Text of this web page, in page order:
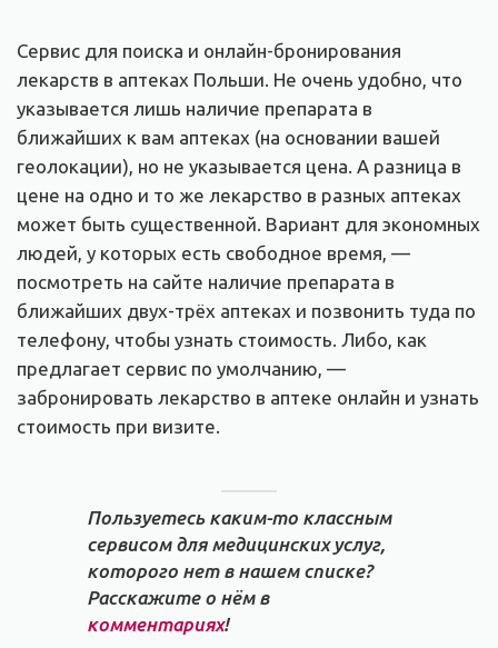
Сервис для поиска и онлайн-бронирования
лекарств в аптеках Польши. Не очень удобно, что
указывается лишь наличие препарата в
ближайших к вам аптеках (на основании вашей
геолокации), но не указывается цена. А разница в
цене на одно и то же лекарство в разных аптеках
может быть существенной. Вариант для экономных
людей, у которых есть свободное время, —
посмотреть на сайте наличие препарата в
ближайших двух-трёх аптеках и позвонить туда по
телефону, чтобы узнать стоимость. Либо, как
предлагает сервис по умолчанию, —
забронировать лекарство в аптеке онлайн и узнать
стоимость при визите.
Пользуетесь каким-то классным
сервисом для медицинских услуг,
которого нет в нашем списке?
Расскажите о нём в
комментариях!